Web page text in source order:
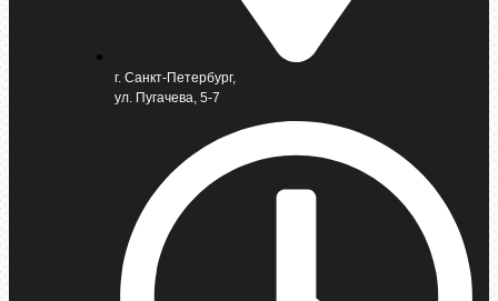
г. Санкт-Петербург,
ул. Пугачева, 5-7